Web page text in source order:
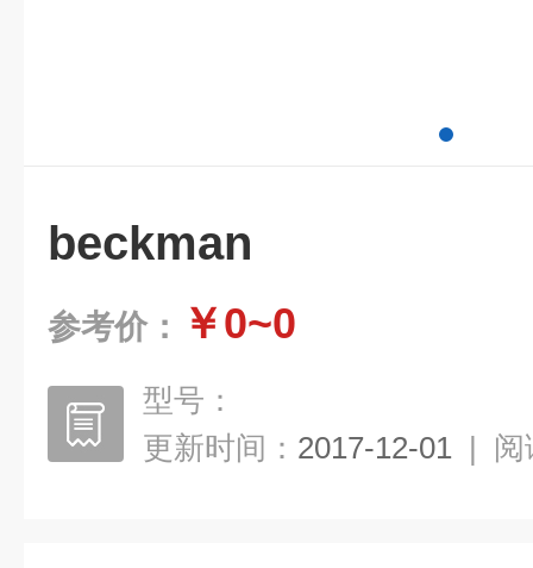
beckman
参考价： ￥0~0
型号：
更新时间： 2017-12-01 | 阅